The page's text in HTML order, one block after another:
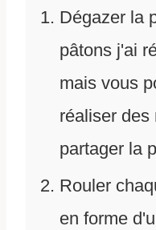
Dégazer la
pâtons j'ai
mais vous
réaliser des
partager la
Rouler
en forme